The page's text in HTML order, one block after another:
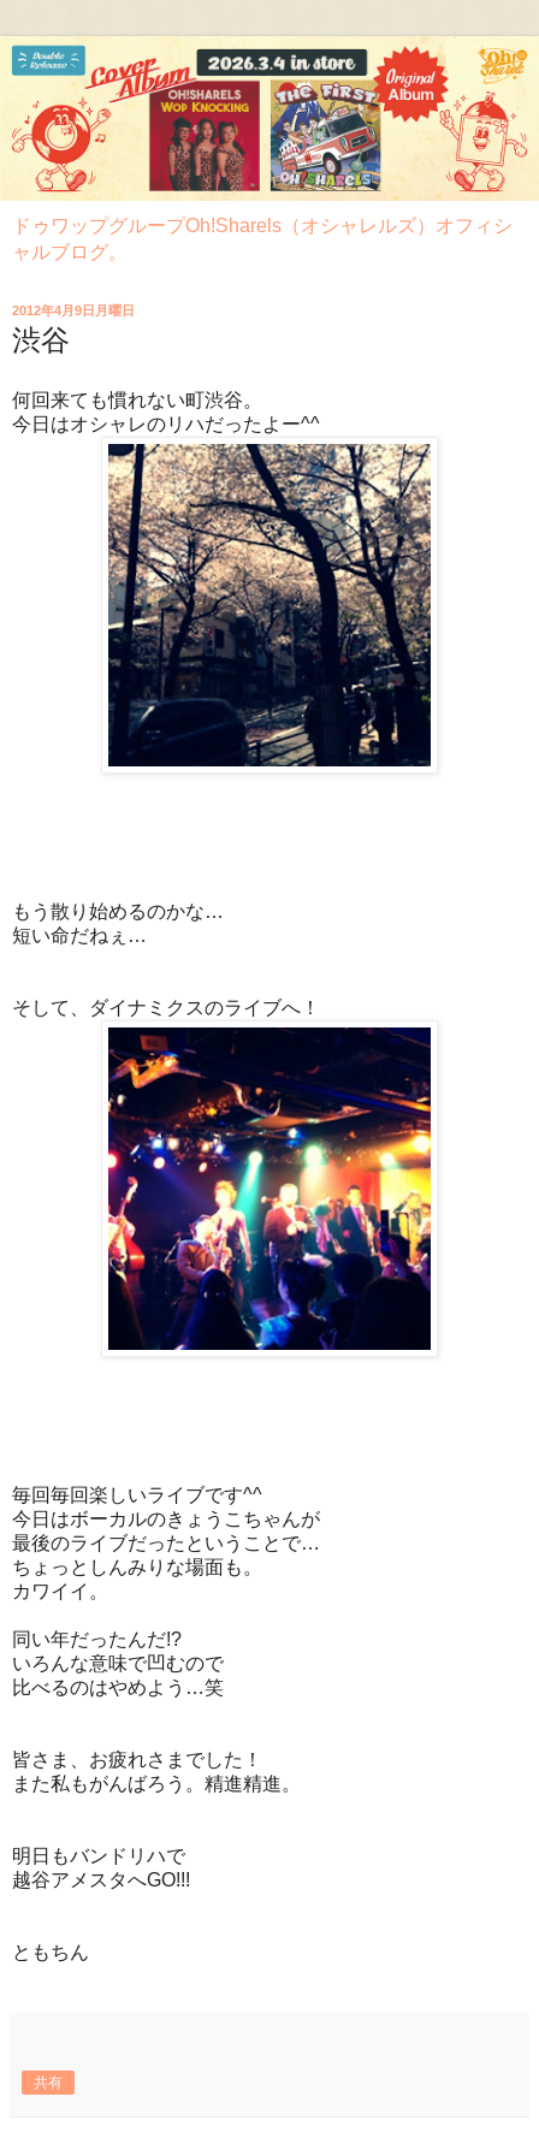
ドゥワップグループOh!Sharels（オシャレルズ）オフィシ
ャルブログ。
2012年4月9日月曜日
渋谷
何回来ても慣れない町渋谷。
今日はオシャレのリハだったよー^^
もう散り始めるのかな…
短い命だねぇ…
そして、ダイナミクスのライブへ！
毎回毎回楽しいライブです^^
今日はボーカルのきょうこちゃんが
最後のライブだったということで…
ちょっとしんみりな場面も。
カワイイ。
同い年だったんだ!?
いろんな意味で凹むので
比べるのはやめよう…笑
皆さま、お疲れさまでした！
また私もがんばろう。精進精進。
明日もバンドリハで
越谷アメスタへGO!!!
ともちん
共有